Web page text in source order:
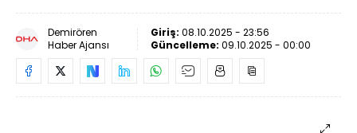
Demirören
Haber Ajansı
Giriş: 08.10.2025 - 23:56
Güncelleme: 09.10.2025 - 00:00